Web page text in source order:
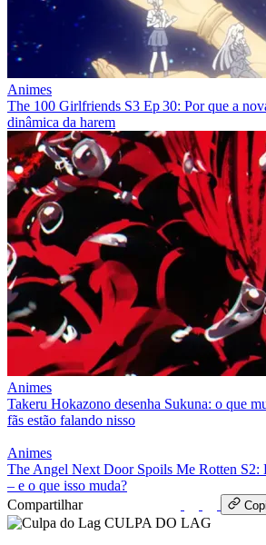
Animes
The 100 Girlfriends S3 Ep 30: Por que a
dinâmica da harem
Animes
Takeru Hokazono desenha Sukuna: o que
fãs estão falando nisso
Animes
The Angel Next Door Spoils Me Rotten S2:
– e o que isso muda?
Compartilhar
CULPA DO LAG